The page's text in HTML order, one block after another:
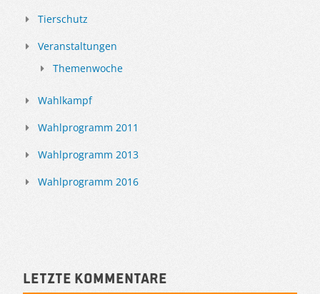
Tierschutz
Veranstaltungen
Themenwoche
Wahlkampf
Wahlprogramm 2011
Wahlprogramm 2013
Wahlprogramm 2016
Letzte Kommentare